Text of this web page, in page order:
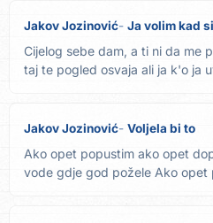
Jakov Jozinović Ja volim kad
Cijelog sebe dam, a ti ni da me
taj te pogled osvaja ali ja k'o ja
Jakov Jozinović Voljela bi to
Ako opet popustim ako opet
vode gdje god požele Ako opet